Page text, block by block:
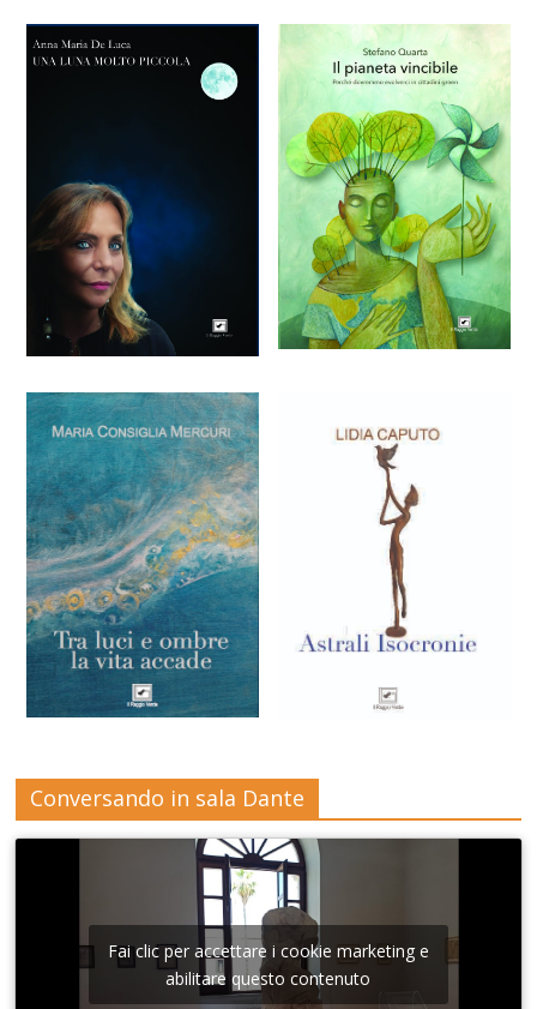
Conversando in sala Dante
Fai clic per accettare i cookie marketing e
abilitare questo contenuto